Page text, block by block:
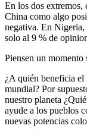
En los dos extremos,
China como algo
negativa. En Nigeria,
solo al 9 % de
Piensen un momento
¿A quién beneficia el
mundial? Por
nuestro planeta
ayude a los pueblos
nuevas potencias